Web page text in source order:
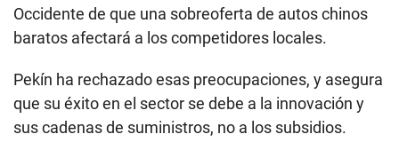
Occidente de que una sobreoferta de autos chinos
baratos afectará a los competidores locales.
Pekín ha rechazado esas preocupaciones, y asegura
que su éxito en el sector se debe a la innovación y
sus cadenas de suministros, no a los subsidios.